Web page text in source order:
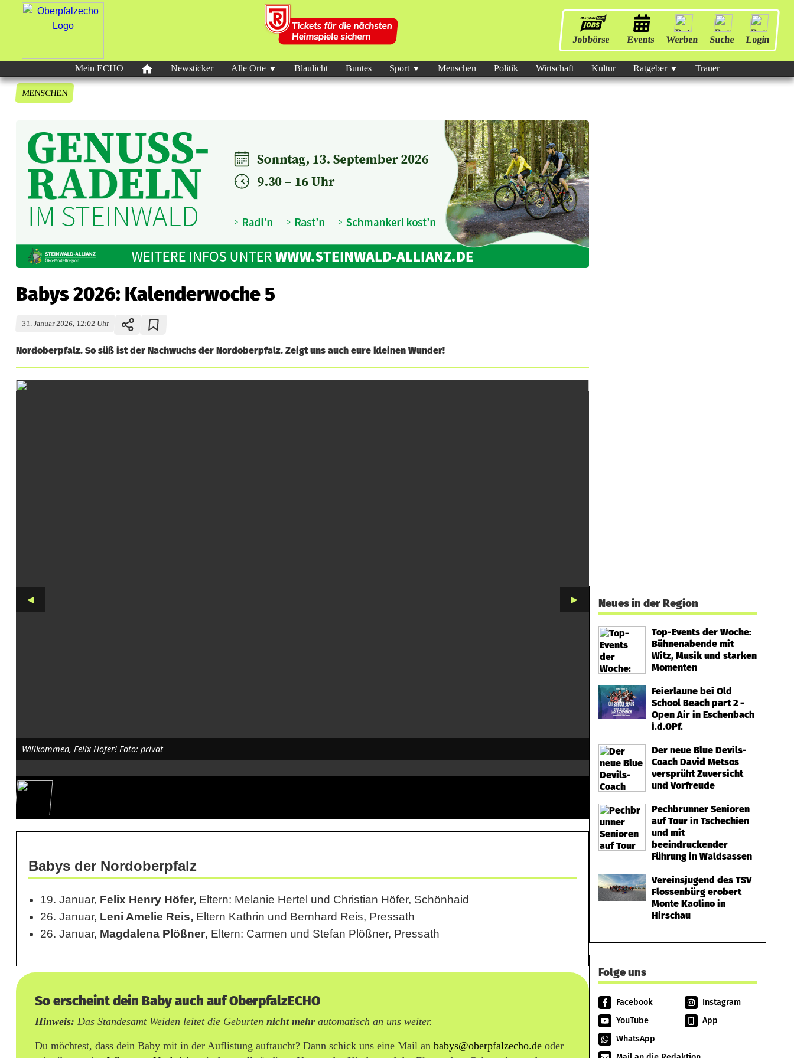
Jobbörse Events Werben Suche Login
Mein ECHO Newsticker Alle Orte Blaulicht Buntes Sport Menschen Politik Wirtschaft Kultur Ratgeber Trauer
MENSCHEN
Babys 2026: Kalenderwoche 5
31. Januar 2026, 12:02 Uhr
Nordoberpfalz. So süß ist der Nachwuchs der Nordoberpfalz. Zeigt uns auch eure kleinen Wunder!
B
:
K
e
w
o
Willkommen, Felix Höfer! Foto: privat
◄ ►
Babys der Nordoberpfalz
19. Januar, Felix Henry Höfer, Eltern: Melanie Hertel und Christian Höfer, Schönhaid
26. Januar, Leni Amelie Reis, Eltern Kathrin und Bernhard Reis, Pressath
26. Januar, Magdalena Plößner, Eltern: Carmen und Stefan Plößner, Pressath
So erscheint dein Baby auch auf OberpfalzECHO
Hinweis: Das Standesamt Weiden leitet die Geburten nicht mehr automatisch an uns weiter.
Du möchtest, dass dein Baby mit in der Auflistung auftaucht? Dann schick uns eine Mail an babys@oberpfalzecho.de oder
Neues in der Region
Top-Events der Woche:
Bühnenabende mit
Witz, Musik und starken
Momenten
Feierlaune bei Old
School Beach part 2 -
Open Air in Eschenbach
i.d.OPf.
Der neue Blue Devils-
Coach David Metsos
versprüht Zuversicht
und Vorfreude
Pechbrunner Senioren
auf Tour in Tschechien
und mit
beeindruckender
Führung in Waldsassen
Vereinsjugend des TSV
Flossenbürg erobert
Monte Kaolino in
Hirschau
Folge uns
Facebook
Instagram
YouTube
App
WhatsApp